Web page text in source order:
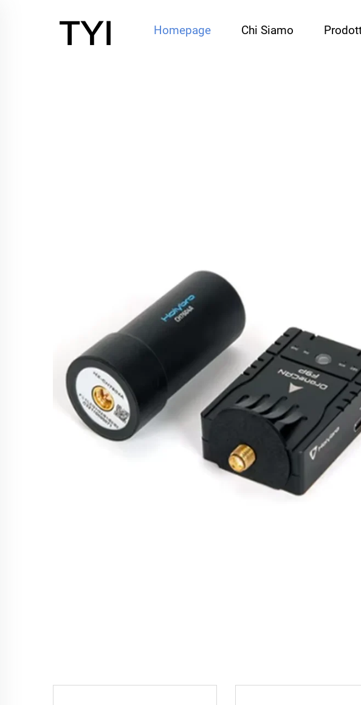
Homepage Chi Siamo